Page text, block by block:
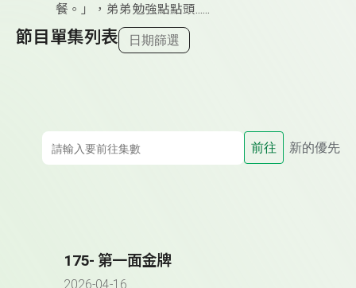
餐。」，弟弟勉強點點頭......
節目單集列表 日期篩選
前往 新的優先
175- 第一面金牌